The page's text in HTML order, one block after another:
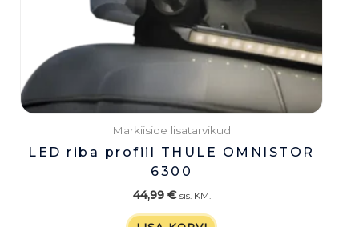
Markiiside lisatarvikud
LED riba profiil THULE OMNISTOR
6300
44,99 € sis. KM.